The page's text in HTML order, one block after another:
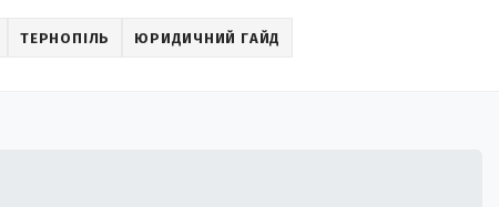
ТЕРНОПІЛЬ ЮРИДИЧНИЙ ГАЙД